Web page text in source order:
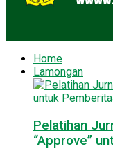
Home
Lamongan
Pelatihan
“Approve”